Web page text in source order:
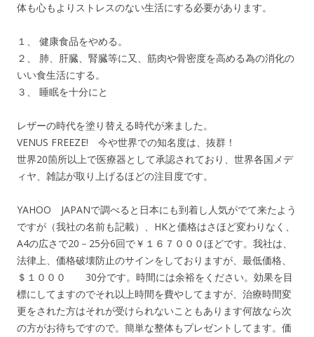
体も心もよりストレスのない生活にする必要があります。
１、 健康食品をやめる。
２、 肺、肝臓、腎臓等に又、筋肉や骨密度を高める為の消化の
いい食生活にする。
３、 睡眠を十分にと
レザーの時代を塗り替える時代が来ました。
VENUS FREEZE! 今や世界での知名度は、抜群！
世界20箇所以上で医療器として承認されており、世界各国メデ
ィヤ、雑誌が取り上げるほどの注目度です。
YAHOO JAPANで調べると日本にも到着し人気がでて来たよう
ですが（我社の名前も記載）、HKと価格はさほど変わりなく、
A4の広さで20－25分6回で￥１６７０００ほどです。我社は、
法律上、価格破壊防止のサインをしておりますが、最低価格、
＄１０００ 30分です。時間には余裕をください。効果を目
標にしてますのでそれ以上時間を費やしてますが、治療時間変
更をされた方はそれが受けられないこともあります何故なら次
の方がお待ちですので。簡単な整体もプレゼントしてます。価